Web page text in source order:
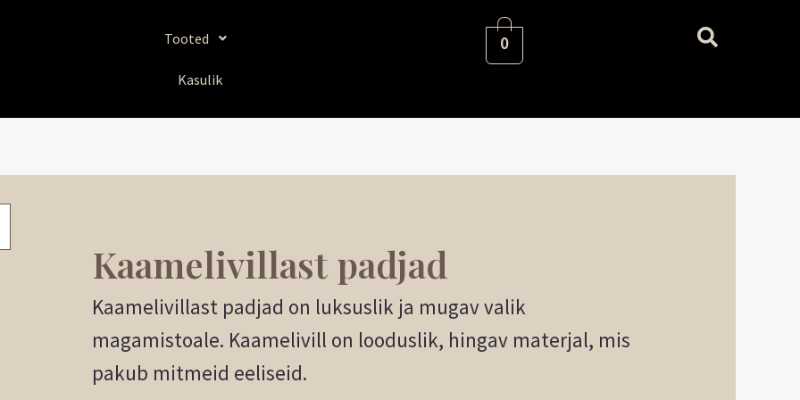
Tooted
Kasulik
0
Kaamelivillast padjad
Kaamelivillast padjad on luksuslik ja mugav valik
magamistoale. Kaamelivill on looduslik, hingav materjal, mis
pakub mitmeid eeliseid.